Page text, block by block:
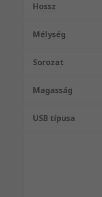
Hossz
Mélység
Sorozat
Magasság
USB típusa